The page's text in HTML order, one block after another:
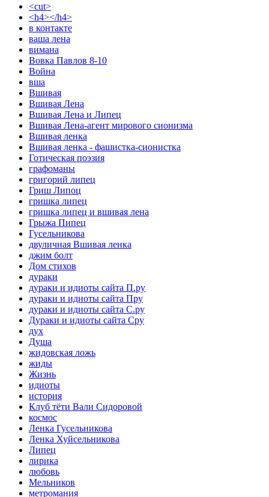
<cut>
<h4></h4>
в контакте
ваша лена
вимана
Вовка Павлов 8-10
Война
вша
Вшивая
Вшивая Лена
Вшивая Лена и Липец
Вшивая Лена-агент мирового сионизма
Вшивая ленка
Вшивая ленка - фашистка-сионистка
Готическая поэзия
графоманы
григорий липец
Гриш Липоц
гришка липец
гришка липец и вшивая лена
Грыжа Пипец
Гусельникова
двуличная Вшивая ленка
джим болт
Дом стихов
дураки
дураки и идиоты сайта П.ру
дураки и идиоты сайта Пру
дураки и идиоты сайта С.ру
Дураки и идиоты сайта Сру
дух
Душа
жидовская ложь
жиды
Жизнь
идиоты
история
Клуб тёти Вали Сидоровой
космос
Ленка Гусельникова
Ленка Хуйсельникова
Липец
лирика
любовь
Мельников
метромания